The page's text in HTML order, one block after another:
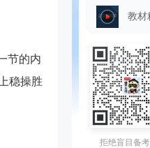
节的内
稳操胜
教材
拒绝盲目备